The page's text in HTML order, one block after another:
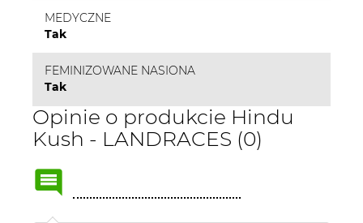
MEDYCZNE
Tak
FEMINIZOWANE NASIONA
Tak
Opinie o produkcie Hindu
Kush - LANDRACES (0)